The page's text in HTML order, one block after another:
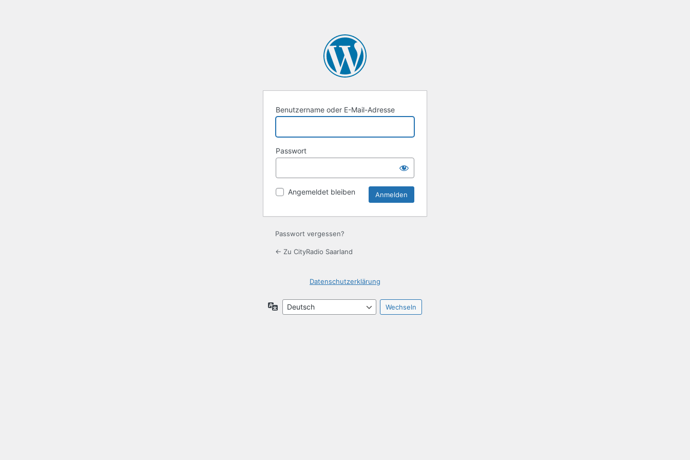
Benutzername oder E-Mail-Adresse
Passwort
Angemeldet bleiben
Passwort vergessen?
← Zu CityRadio Saarland
Datenschutzerklärung
Sprache